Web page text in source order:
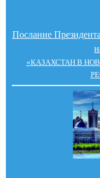
Послание
«КАЗАХСТАН В